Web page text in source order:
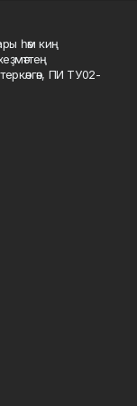
һәм киң
ПИ ТУ02-